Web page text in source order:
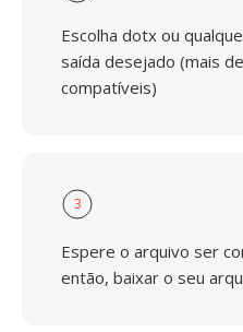
Escolha dotx ou
saída desejado (mais
compatíveis)
3
Espere o arquivo ser
então, baixar o seu